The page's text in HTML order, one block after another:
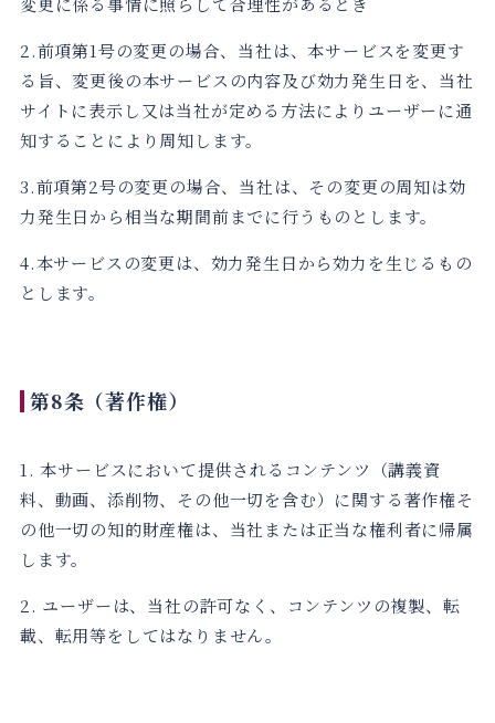
2.前項第1号の変更の場合、当社は、本サービスを変更す
る旨、変更後の本サービスの内容及び効力発生日を、当社
サイトに表示し又は当社が定める方法によりユーザーに通
知することにより周知します。
3.前項第2号の変更の場合、当社は、その変更の周知は効
力発生日から相当な期間前までに行うものとします。
4.本サービスの変更は、効力発生日から効力を生じるもの
とします。
第8条（著作権）
1. 本サービスにおいて提供されるコンテンツ（講義資
料、動画、添削物、その他一切を含む）に関する著作権そ
の他一切の知的財産権は、当社または正当な権利者に帰属
します。
2. ユーザーは、当社の許可なく、コンテンツの複製、転
載、転用等をしてはなりません。